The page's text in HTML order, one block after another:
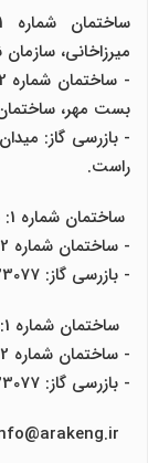
میرزاخانی،
بست مهر،
- بازرسی گاز:
راست.
ساختمان شماره 1: 33144660 086.
- ساختمان شماره 2: 32222083 086
- بازرسی گاز: 34223077 086
ساختمان شماره 1: 33144660 086.
- ساختمان شماره 2: 32222083 086
- بازرسی گاز: 34223077 086